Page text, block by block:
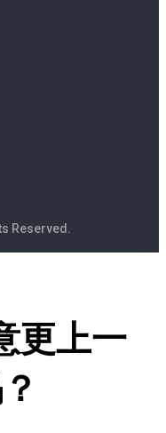
Reserved.
更上一